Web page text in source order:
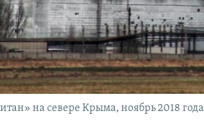
на севере Крыма, ноябрь 2018 года